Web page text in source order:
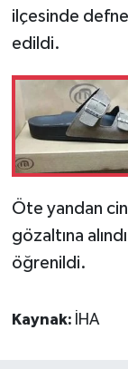
ilçesinde
edildi.
Öte yandan
gözaltına
öğrenildi.
Kaynak: İHA